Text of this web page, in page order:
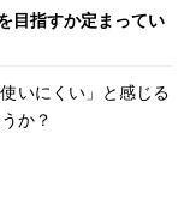
目指すか定まってい
いにくい」と感じる
か？